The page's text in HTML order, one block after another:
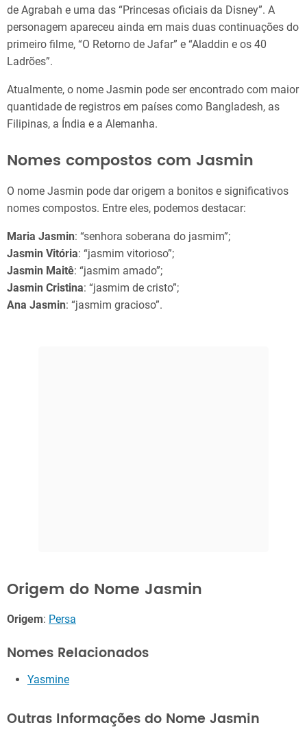
de Agrabah e uma das “Princesas oficiais da Disney”. A
personagem apareceu ainda em mais duas continuações do
primeiro filme, “O Retorno de Jafar” e “Aladdin e os 40
Ladrões”.
Atualmente, o nome Jasmin pode ser encontrado com maior
quantidade de registros em países como Bangladesh, as
Filipinas, a Índia e a Alemanha.
Nomes compostos com Jasmin
O nome Jasmin pode dar origem a bonitos e significativos
nomes compostos. Entre eles, podemos destacar:
Maria Jasmin: “senhora soberana do jasmim”;
Jasmin Vitória: “jasmim vitorioso”;
Jasmin Maitê: “jasmim amado”;
Jasmin Cristina: “jasmim de cristo”;
Ana Jasmin: “jasmim gracioso”.
Origem do Nome Jasmin
Origem: Persa
Nomes Relacionados
Yasmine
Outras Informações do Nome Jasmin